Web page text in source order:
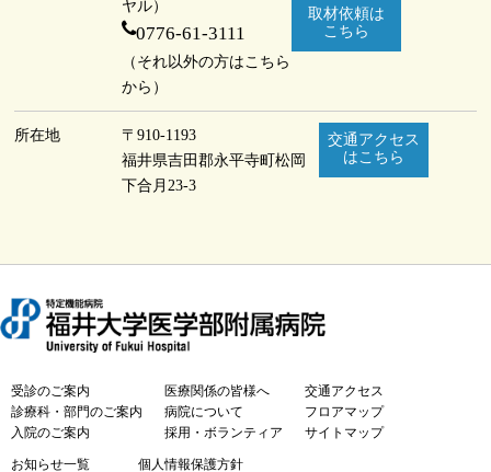
ヤル）
0776-61-3111
（それ以外の方はこちら
から）
取材依頼は
こちら
所在地
〒910-1193
福井県吉田郡永平寺町松岡
下合月23-3
交通アクセス
はこちら
受診のご案内
診療科・部門のご案内
入院のご案内
医療関係の皆様へ
病院について
採用・ボランティア
交通アクセス
フロアマップ
サイトマップ
お知らせ一覧 個人情報保護方針